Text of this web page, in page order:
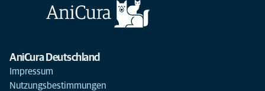
AniCura Deutschland
Impressum
Nutzungsbestimmungen